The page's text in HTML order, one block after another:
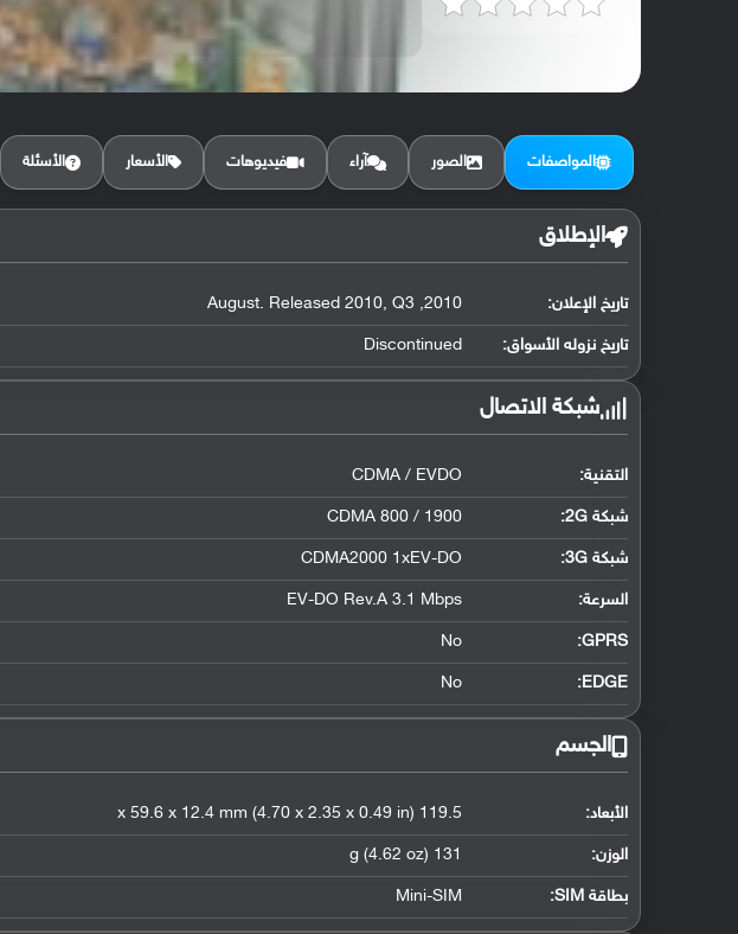
المواصفات الصور آراء فيديوهات الأسعار الأسئلة
الإطلاق
تاريخ الإعلان: 2010, August. Released 2010, Q3
تاريخ نزوله الأسواق: Discontinued
شبكة الاتصال
التقنية: CDMA / EVDO
شبكة 2G: CDMA 800 / 1900
شبكة 3G :
CDMA2000 1xEV-DO
السرعة: EV-DO Rev.A 3.1 Mbps
GPRS:
No
EDGE:
No
الجسم
الأبعاد: 119.5 x 59.6 x 12.4 mm (4.70 x 2.35 x 0.49 in)
الوزن: 131 g (4.62 oz)
بطاقة SIM: Mini-SIM